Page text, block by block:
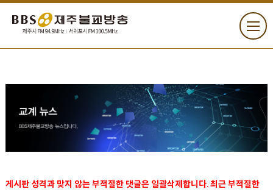
게시판 성격과 맞지 않는 부적절한 댓글은 일괄삭제합니다. 최근 부적절한